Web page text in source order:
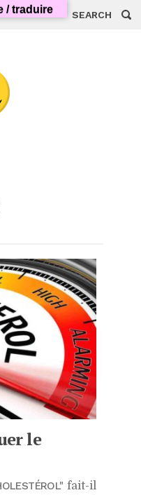
SEARCH
le
fait-il
/ traduire